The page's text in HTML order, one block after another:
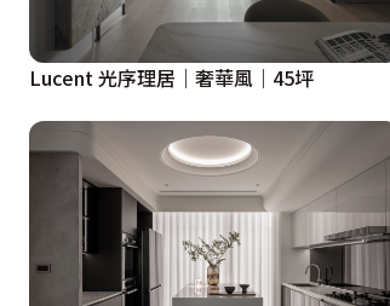
Lucent 光序理居｜奢華風｜45坪